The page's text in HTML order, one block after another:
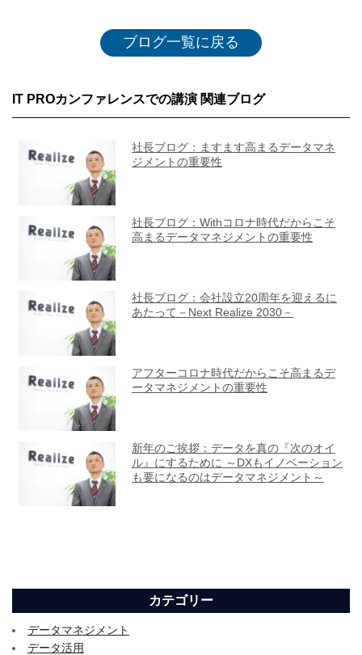
ブログ一覧に戻る
IT PROカンファレンスでの講演 関連ブログ
カテゴリー
データマネジメント
データ活用